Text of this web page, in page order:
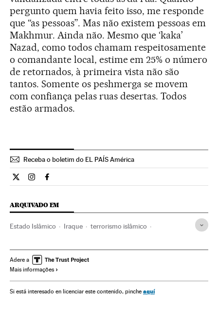
pergunto quem havia feito isso, me responde
que “as pessoas”. Mas não existem pessoas em
Makhmur. Ainda não. Mesmo que ‘kaka’
Nazad, como todos chamam respeitosamente
o comandante local, estime em 25% o número
de retornados, à primeira vista não são
tantos. Somente os peshmerga se movem
com confiança pelas ruas desertas. Todos
estão armados.
Receba o boletim do EL PAÍS América
Internacional El País Brasil en Twitter
Internacional El País Brasil en Instagram
Internacional El País Brasil en Facebook
ARQUIVADO EM
Estado Islâmico Iraque terrorismo islâmico
Adere a
Mais informações
Si está interesado en licenciar este contenido, pinche aquí